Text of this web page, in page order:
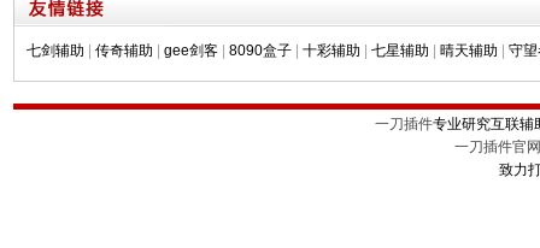
七剑辅助 传奇辅助 gee剑客 8090盒子 十彩辅助 七星辅助 晴天辅助 守
一刀插件专业研究互联辅
一刀插件官网
致力